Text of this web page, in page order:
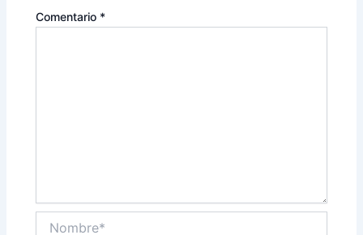
Comentario *